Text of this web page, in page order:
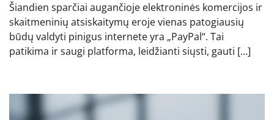
Šiandien sparčiai augančioje elektroninės komercijos ir
skaitmeninių atsiskaitymų eroje vienas patogiausių
būdų valdyti pinigus internete yra „PayPal“. Tai
patikima ir saugi platforma, leidžianti siųsti, gauti […]